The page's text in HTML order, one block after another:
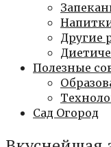
Другие
Полезные
Сад Огород